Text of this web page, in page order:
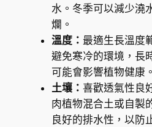
水。冬季可以減少澆
爛。
溫度： 最適生長溫度
避免寒冷的環境，長
可能會影響植物健康。
土壤： 喜歡透氣性良
肉植物混合土或自製
良好的排水性，以防